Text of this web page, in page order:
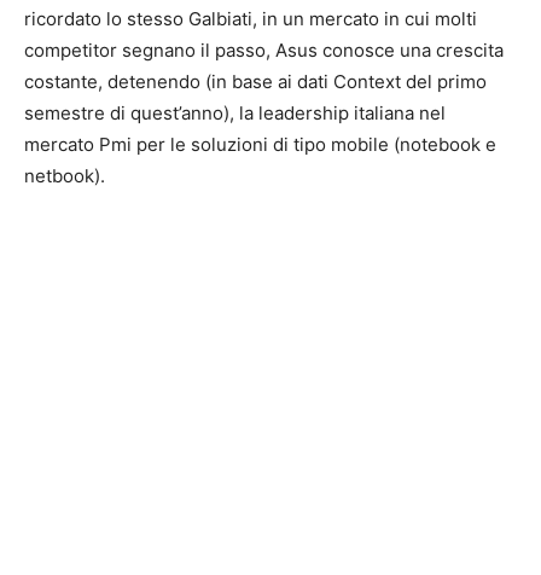
ricordato lo stesso Galbiati, in un mercato in cui molti
competitor segnano il passo, Asus conosce una crescita
costante, detenendo (in base ai dati Context del primo
semestre di quest’anno), la leadership italiana nel
mercato Pmi per le soluzioni di tipo mobile (notebook e
netbook).